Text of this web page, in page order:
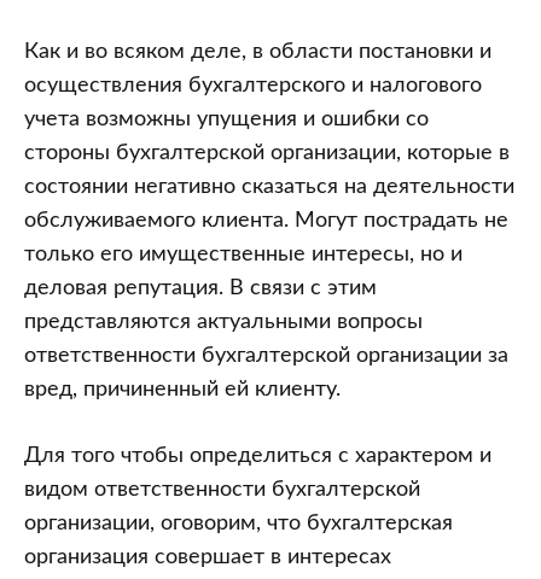
Как и во всяком деле, в области постановки и
осуществления бухгалтерского и налогового
учета возможны упущения и ошибки со
стороны бухгалтерской организации, которые в
состоянии негативно сказаться на деятельности
обслуживаемого клиента. Могут пострадать не
только его имущественные интересы, но и
деловая репутация. В связи с этим
представляются актуальными вопросы
ответственности бухгалтерской организации за
вред, причиненный ей клиенту.
Для того чтобы определиться с характером и
видом ответственности бухгалтерской
организации, оговорим, что бухгалтерская
организация совершает в интересах